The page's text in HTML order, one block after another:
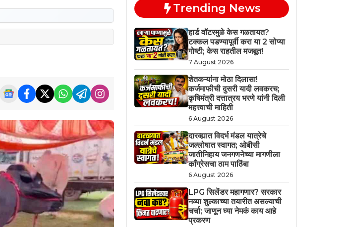
Trending News
हार्ड वॉटरमुळे केस गळतायत?
टक्कल पडण्यापूर्वी करा या 2 सोप्या
गोष्टी; केस राहतील मजबूत!
7 August 2026
शेतकऱ्यांना मोठा दिलासा!
कर्जमाफीची दुसरी यादी लवकरच;
कृषिमंत्री दत्तात्रय भरणे यांनी दिली
महत्त्वाची माहिती
6 August 2026
दारव्ह्यात विदर्भ मंडल यात्रेचे
जल्लोषात स्वागत; ओबीसी
जातीनिहाय जनगणनेच्या मागणीला
काँग्रेसचा ठाम पाठिंबा
6 August 2026
LPG सिलेंडर महागणार? सरकार
नव्या शुल्काच्या तयारीत असल्याची
चर्चा; जाणून घ्या नेमकं काय आहे
प्रकरण